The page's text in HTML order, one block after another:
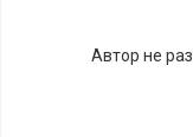
Автор не